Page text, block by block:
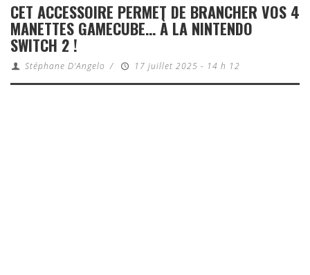
CET ACCESSOIRE PERMET DE BRANCHER VOS 4
MANETTES GAMECUBE… À LA NINTENDO
SWITCH 2 !
Stéphane D'Angelo / 17 juillet 2025 - 14 h 12